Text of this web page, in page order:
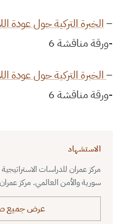
–الخبرة التركية حول عودة
-ورقة مناقشة 6
–الخبرة التركية حول عودة
-ورقة مناقشة 6
الاستشهاد
سورية والأمن العالمي. مركز
عرض جميع